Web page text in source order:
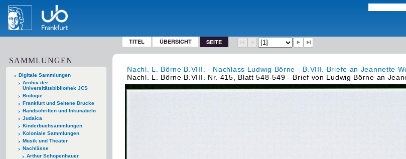
TITEL ÜBERSICHT SEITE
SAMMLUNGEN
Digitale Sammlungen
Archiv der
Universitätsbibliothek JCS
Biologie
Frankfurt und Seltene Drucke
Handschriften und Inkunabeln
Judaica
Kinderbuchsammlungen
Koloniale Sammlungen
Musik und Theater
Nachlässe
Arthur Schopenhauer
Nachl. L. Börne B.VIII. - Nachlass Ludwig Börne - B.VIII. Briefe an Jeannette
Nachl. L. Börne B.VIII. Nr. 415, Blatt 548-549 - Brief von Ludwig Börne an